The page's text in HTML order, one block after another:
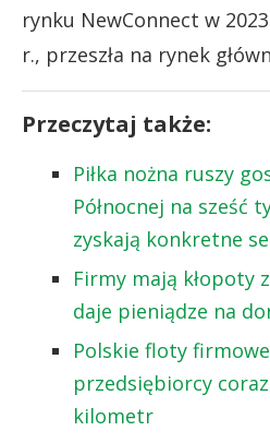
rynku NewConnect w
r., przeszła na rynek
Przeczytaj także:
Piłka nożna ruszy
Północnej na sześć
zyskają konkretne
Firmy mają kłopoty
daje pieniądze na
Polskie floty
przedsiębiorcy
kilometr